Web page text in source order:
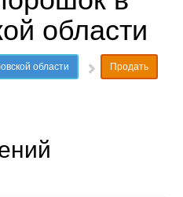
области
области Продать